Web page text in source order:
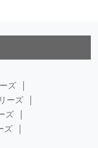
ズ
ーズ
ズ
ズ